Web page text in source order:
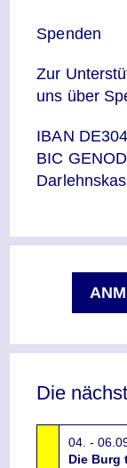
Spenden
Zur
uns über
IBAN
BIC
Die
04. -
Die Burg